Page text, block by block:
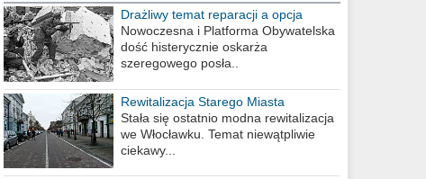
Drażliwy temat reparacji a opcja
berlińska
Nowoczesna i Platforma Obywatelska
dość histerycznie oskarża
szeregowego posła..
Rewitalizacja Starego Miasta
Stała się ostatnio modna rewitalizacja
we Włocławku. Temat niewątpliwie
ciekawy...